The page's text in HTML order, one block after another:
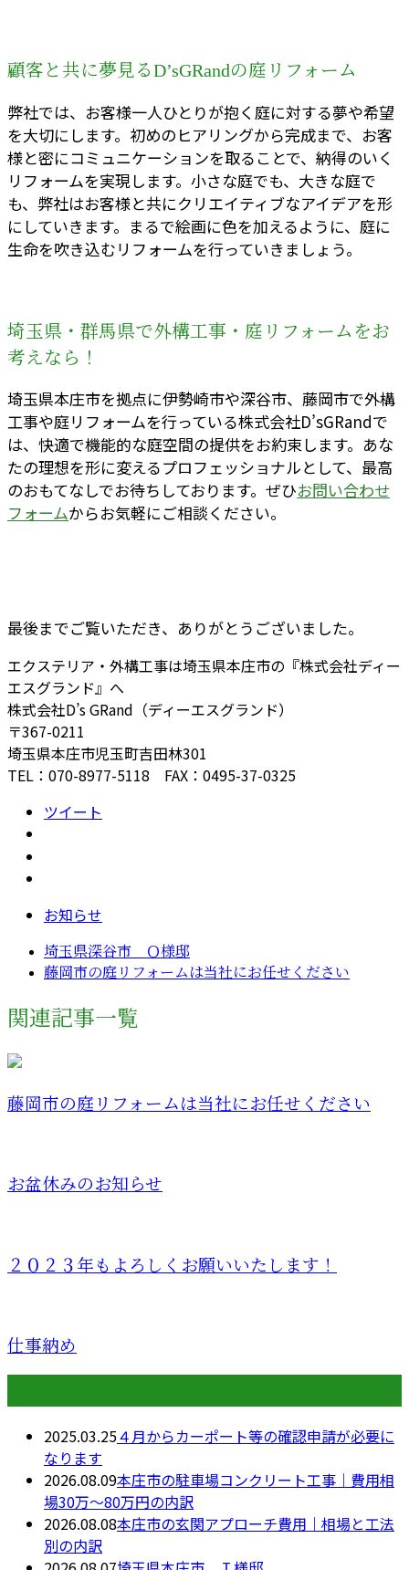
顧客と共に夢見るD’sGRandの庭リフォーム
弊社では、お客様一人ひとりが抱く庭に対する夢や希望
を大切にします。初めのヒアリングから完成まで、お客
様と密にコミュニケーションを取ることで、納得のいく
リフォームを実現します。小さな庭でも、大きな庭で
も、弊社はお客様と共にクリエイティブなアイデアを形
にしていきます。まるで絵画に色を加えるように、庭に
生命を吹き込むリフォームを行っていきましょう。
埼玉県・群馬県で外構工事・庭リフォームをお
考えなら！
埼玉県本庄市を拠点に伊勢崎市や深谷市、藤岡市で外構
工事や庭リフォームを行っている株式会社D’sGRandで
は、快適で機能的な庭空間の提供をお約束します。あな
たの理想を形に変えるプロフェッショナルとして、最高
のおもてなしでお待ちしております。ぜひお問い合わせ
フォームからお気軽にご相談ください。
最後までご覧いただき、ありがとうございました。
エクステリア・外構工事は埼玉県本庄市の『株式会社ディー
エスグランド』へ
株式会社D’s GRand（ディーエスグランド）
〒367-0211
埼玉県本庄市児玉町吉田林301
TEL：070-8977-5118 FAX：0495-37-0325
ツイート
お知らせ
埼玉県深谷市 Ｏ様邸
藤岡市の庭リフォームは当社にお任せください
関連記事一覧
藤岡市の庭リフォームは当社にお任せください
お盆休みのお知らせ
２０２３年もよろしくお願いいたします！
仕事納め
2025.03.25４月からカーポート等の確認申請が必要に
なります
2026.08.09本庄市の駐車場コンクリート工事｜費用相
場30万〜80万円の内訳
2026.08.08本庄市の玄関アプローチ費用｜相場と工法
別の内訳